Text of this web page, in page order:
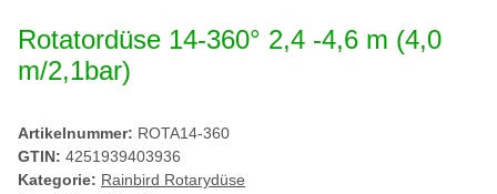
Rotatordüse 14-360° 2,4 -4,6 m (4,0
m/2,1bar)
Artikelnummer: ROTA14-360
GTIN: 4251939403936
Kategorie: Rainbird Rotarydüse